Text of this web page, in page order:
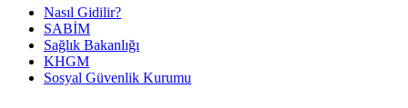
Nasıl Gidilir?
SABİM
Sağlık Bakanlığı
KHGM
Sosyal Güvenlik Kurumu